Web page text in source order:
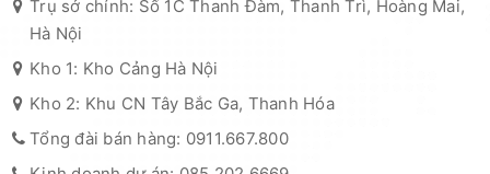
Trụ sở chính: Số 1C Thanh Đàm, Thanh Trì, Hoàng Mai,
Hà Nội
Kho 1: Kho Cảng Hà Nội
Kho 2: Khu CN Tây Bắc Ga, Thanh Hóa
Tổng đài bán hàng: 0911.667.800